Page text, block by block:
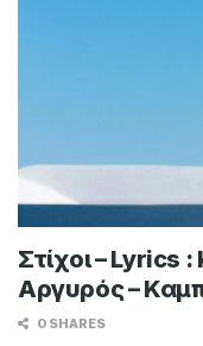
Στίχοι – Lyrics
Αργυρός –
0 SHARES